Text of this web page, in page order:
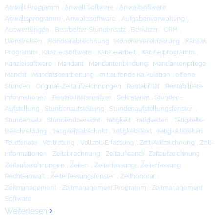
Anwalt Programm
Anwalt Software Anwaltsoftware
Anwaltsprogramm
Anwaltssoftware Aufgabenverwaltung
Auswertungen
Bearbeiter-Stundensatz Benutzer CRM
Dienstreisen
Honorarabrechnung Honorarvereinbarung
Kanzlei
Programm
Kanzlei Software Kanzleiarbeit Kanzleiprogramm
Kanzleisoftware
Mandant Mandantenbindung Mandantenpflege
Mandat
Mandatsbearbeitung mitlaufende Kalkulation
offene
Stunden
Original-Zeitaufzeichnungen Rentabilität
Rentabilitäts-
Informationen
Rentabilitätsanalyse Sekretariat
Stunden-
Aufstellung
Stundenaufstellung Stundenaufstellungsfenster
Stundensatz
Stundenübersicht Tätigkeit Tätigkeiten
Tätigkeits-
Beschreibung
Tätigkeitsabschnitt Tätigkeitstext Tätigkeitszeiten
Telefonate
Vertretung Vollzeit-Erfassung Zeit-Aufzeichnung
Zeit-
Informationen
Zeitabrechnung Zeitaufwand Zeitaufzeichnung
Zeitaufzeichnungen
Zeiten Zeiterfassung
Zeiterfassung
Rechtsanwalt
Zeiterfassungsfenster Zeithonorar
Zeitmanagement
Zeitmanagement Programm
Zeitmanagement
Software
Weiterlesen